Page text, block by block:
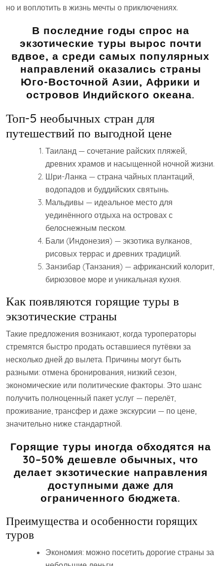
но и воплотить в жизнь мечты о приключениях.
В последние годы спрос на
экзотические туры вырос почти
вдвое, а среди самых популярных
направлений оказались страны
Юго-Восточной Азии, Африки и
островов Индийского океана.
Топ-5 необычных стран для
путешествий по выгодной цене
Таиланд — сочетание райских пляжей,
древних храмов и насыщенной ночной жизни.
Шри-Ланка — страна чайных плантаций,
водопадов и буддийских святынь.
Мальдивы — идеальное место для
уединённого отдыха на островах с
белоснежным песком.
Бали (Индонезия) — экзотика вулканов,
рисовых террас и древних традиций.
Занзибар (Танзания) — африканский колорит,
бирюзовое море и уникальная кухня.
Как появляются горящие туры в
экзотические страны
Такие предложения возникают, когда туроператоры
стремятся быстро продать оставшиеся путёвки за
несколько дней до вылета. Причины могут быть
разными: отмена бронирования, низкий сезон,
экономические или политические факторы. Это шанс
получить полноценный пакет услуг — перелёт,
проживание, трансфер и даже экскурсии — по цене,
значительно ниже стандартной.
Горящие туры иногда обходятся на
30–50% дешевле обычных, что
делает экзотические направления
доступными даже для
ограниченного бюджета.
Преимущества и особенности горящих
туров
Экономия: можно посетить дорогие страны за